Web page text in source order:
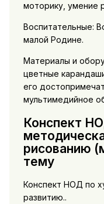
моторику, умение
Воспитательные:
малой Родине.
Материалы и
цветные
его
мультимедийное
Конспект
рисованию
тему
Конспект НОД по
развитию..